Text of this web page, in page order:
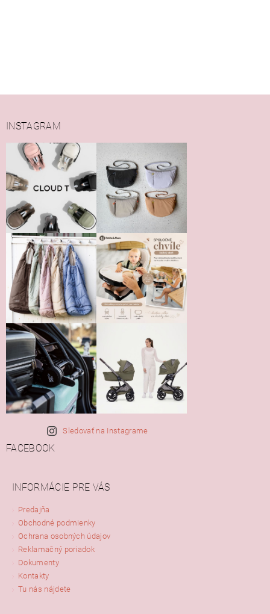
INSTAGRAM
Sledovať na Instagrame
FACEBOOK
INFORMÁCIE PRE VÁS
Predajňa
Obchodné podmienky
Ochrana osobných údajov
Reklamačný poriadok
Dokumenty
Kontakty
Tu nás nájdete